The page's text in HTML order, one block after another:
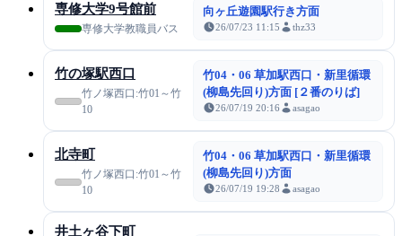
専修大学9号館前
専修大学教職員バス
向ヶ丘遊園駅行き方面
26/07/23 11:15 thz33
竹の塚駅西口
竹ノ塚西口:竹01～竹
10
竹04・06 草加駅西口・新里循環
(柳島先回り)方面 [２番のりば]
26/07/19 20:16 asagao
北寺町
竹ノ塚西口:竹01～竹
10
竹04・06 草加駅西口・新里循環
(柳島先回り)方面
26/07/19 19:28 asagao
井土ヶ谷下町